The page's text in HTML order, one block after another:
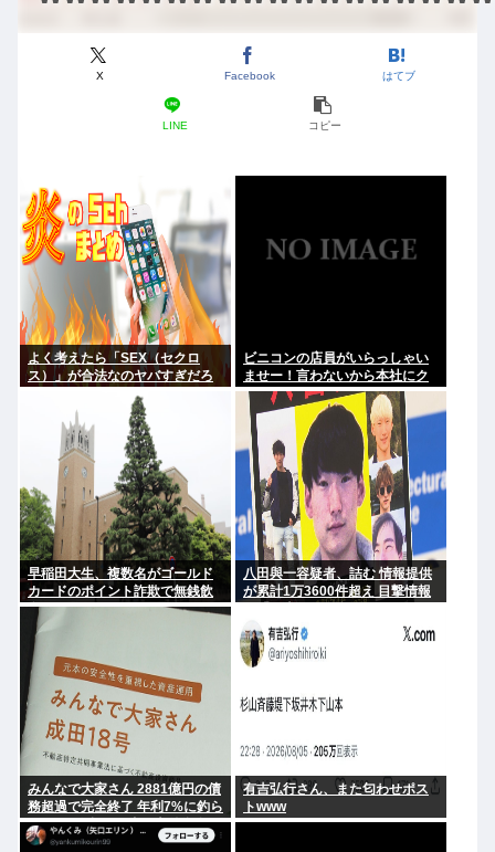
X Facebook はてブ
LINE コピー
よく考えたら「SEX（セクロ
ス）」が合法なのヤバすぎだろ
ビニコンの店員がいらっしゃい
ませー！言わないから本社にク
レームいれてやりましたよ！
www
早稲田大生、複数名がゴールド
カードのポイント詐欺で無銭飲
食
八田與一容疑者、詰む 情報提供
が累計1万3600件超え 目撃情報
みんなで大家さん 2881億円の債
務超過で完全終了 年利7%に釣ら
れた3万人超の弱者の老後資金
2000億円が消滅
有吉弘行さん、また匂わせポス
トwww